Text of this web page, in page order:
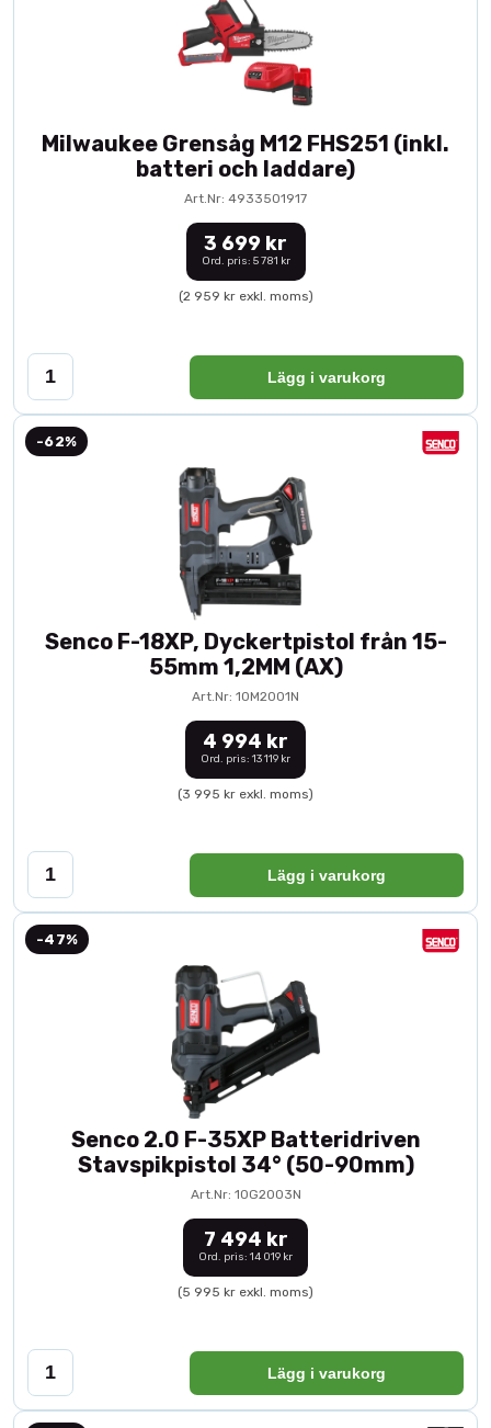
Milwaukee Grensåg M12 FHS251 (inkl.
batteri och laddare)
Art.Nr: 4933501917
3 699 kr
Ord. pris: 5 781 kr
(2 959 kr exkl. moms)
Lägg i varukorg
-62%
Senco F-18XP, Dyckertpistol från 15-
55mm 1,2MM (AX)
Art.Nr: 10M2001N
4 994 kr
Ord. pris: 13 119 kr
(3 995 kr exkl. moms)
Lägg i varukorg
-47%
Senco 2.0 F-35XP Batteridriven
Stavspikpistol 34° (50-90mm)
Art.Nr: 10G2003N
7 494 kr
Ord. pris: 14 019 kr
(5 995 kr exkl. moms)
Lägg i varukorg